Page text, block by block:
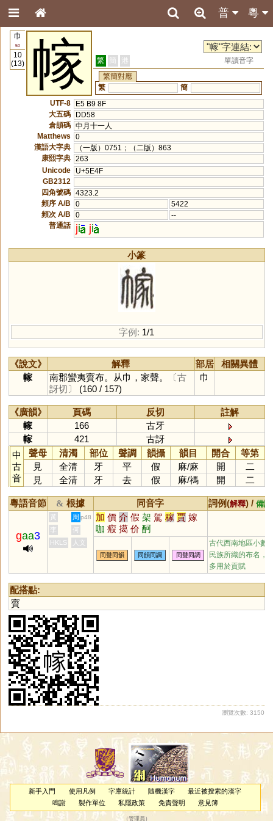
粵
普
巾
50
10
(13)
幏 繁 簡 港
單讀音字
繁簡對應
繁
簡
UTF-8
E5 B9 8F
大五碼
DD58
倉頡碼 中月十一人
Matthews
0
漢語大字典
（一版）0751；（二版）863
康熙字典 263
Unicode
U+5E4F
GB2312
四角號碼 4323.2
頻序 A/B
0
5422
頻次 A/B
0
--
普通話
ji ji
小篆
字例: 1/1
《說文》 解釋 部居
相關異體
幏
南郡蠻夷賨布。从巾，家聲。
〔古
訝切〕
(160 / 157)
巾
《廣韻》 頁碼 反切
註解
幏
166
古牙
幏
421
古訝
中
古
音
聲母 清濁 部位 聲調 韻攝 韻目 開合
等第
見
全清 牙 平 假 麻/麻 開
二
見
全清 牙 去 假 麻/禡 開 二
粵語音節 & 根據 同音字 詞例(解釋) / 備註
gaa3
黃 周 p48 加 價 介 假 架 駕 稼 賈 嫁
咖 瘕 擖 价 酠
李
何
HKLS
人文
同聲同韻 同韻同調 同聲同調
古代西南地區小數
民族所織的布名，
多用於貢賦
配搭點:
賨
瀏覽次數: 3150
新手入門 使用凡例 字庫統計 隨機漢字
最近被搜索的漢字
鳴謝
製作單位 私隱政策 免責聲明 意見簿
（管理員 ）